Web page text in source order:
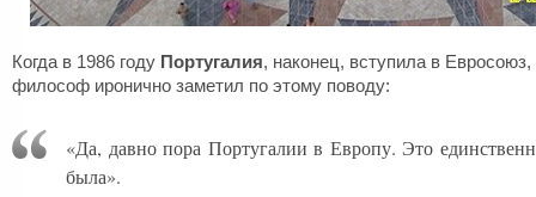
Когда в 1986 году Португалия, наконец, вступила в Евросоюз,
философ иронично заметил по этому поводу:
«Да, давно пора Португалии в Европу. Это
была».